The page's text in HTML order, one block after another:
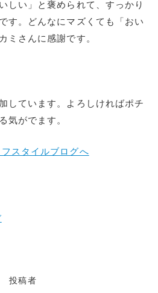
しい」と褒められて、すっかり
す。どんなにマズくても「おい
ミさんに感謝です。
しています。よろしければポチ
気がでます。
投稿者